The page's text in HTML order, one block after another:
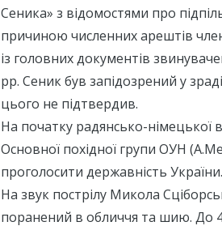
Сеника» з відомостями про
причиною численних арештів
із головних документів
рр. Сеник був запідозрений у
цього не підтвердив.
На початку радянсько-німецької
Основної похідної групи ОУН
проголосити державність України.
На звук пострілу Микола
поранений в обличчя та шию. До